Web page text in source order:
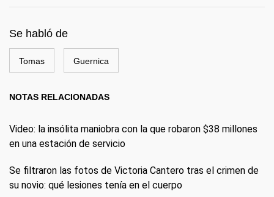
Se habló de
Tomas Guernica
NOTAS RELACIONADAS
Video: la insólita maniobra con la que robaron $38 millones
en una estación de servicio
Se filtraron las fotos de Victoria Cantero tras el crimen de
su novio: qué lesiones tenía en el cuerpo